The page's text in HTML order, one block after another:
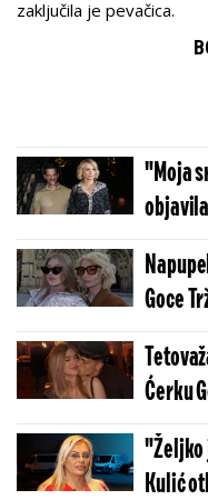
zaključila je pevačica.
"Moja
reći
Goce
Ćerku
večeru
"Željko
Kulić